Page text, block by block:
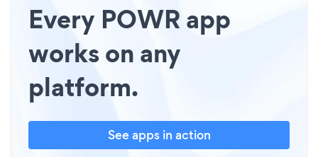
Every POWR app
works on any
platform.
See apps in action